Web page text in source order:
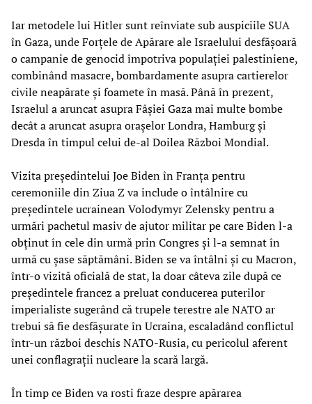
Iar metodele lui Hitler sunt reînviate sub auspiciile SUA
în Gaza, unde Forțele de Apărare ale Israelului desfășoară
o campanie de genocid împotriva populației palestiniene,
combinând masacre, bombardamente asupra cartierelor
civile neapărate și foamete în masă. Până în prezent,
Israelul a aruncat asupra Fâșiei Gaza mai multe bombe
decât a aruncat asupra orașelor Londra, Hamburg și
Dresda în timpul celui de-al Doilea Război Mondial.
Vizita președintelui Joe Biden în Franța pentru
ceremoniile din Ziua Z va include o întâlnire cu
președintele ucrainean Volodymyr Zelensky pentru a
urmări pachetul masiv de ajutor militar pe care Biden l-a
obținut în cele din urmă prin Congres și l-a semnat în
urmă cu șase săptămâni. Biden se va întâlni și cu Macron,
într-o vizită oficială de stat, la doar câteva zile după ce
președintele francez a preluat conducerea puterilor
imperialiste sugerând că trupele terestre ale NATO ar
trebui să fie desfășurate în Ucraina, escaladând conflictul
într-un război deschis NATO-Rusia, cu pericolul aferent
unei conflagrații nucleare la scară largă.
În timp ce Biden va rosti fraze despre apărarea